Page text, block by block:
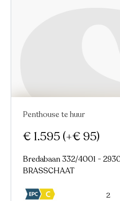
Nieuw
Penthouse te huur
€ 1.595 (+€ 95)
Bredabaan 332/4001 -
BRASSCHAAT
2